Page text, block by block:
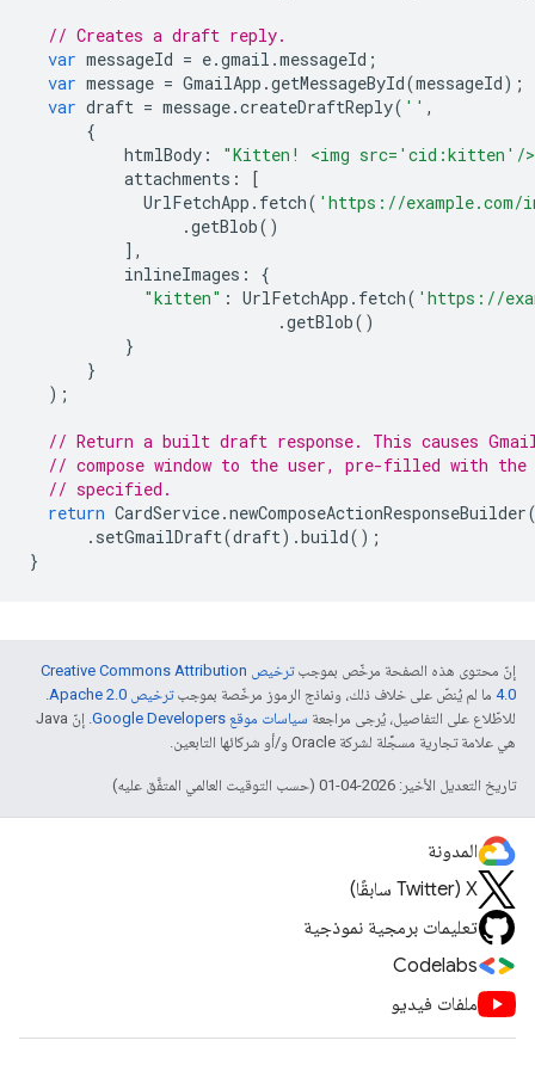
// Creates a draft reply.
var messageId = e.gmail .messageId ;
var message = GmailApp .getMessageById(messageId);
var draft = message.createDraftReply( '' ,
{
htmlBody :
"Kitten! <img src='cid:kitten'/
attachments :
[
UrlFetchApp . fetch( 'https://example.com/
.getBlob()
],
inlineImages :
{
"kitten" : UrlFetchApp . fetch( 'https://
.getBlob()
}
}
);
// Return a built draft response. This causes
// compose window to the user, pre-filled with the
// specified.
return CardService.newComposeActionResponseBuilder
. setGmailDraft(draft).build();
}
إنّ محتوى هذه الصفحة مرخّص بموجب
ترخيص Creative Commons Attribution
4.0‏ ما لم يُنصّ على خلاف ذلك، ونماذج الرموز مرخّصة بموجبترخيص Apache 2.0‏
.
للاطّلاع على التفاصيل، يُرجى مراجعة سياسات موقع Google Developers‏
. إنّ Java
هي علامة تجارية مسجَّلة لشركة Oracle و/أو شركائها التابعين.
تاريخ التعديل الأخير: 2026-04-01 (حسب التوقيت العالمي المتفَّق عليه)
المدونة
‫X ‏(Twitter سابقًا)
تعليمات برمجية نموذجية
Codelabs
ملفات فيديو